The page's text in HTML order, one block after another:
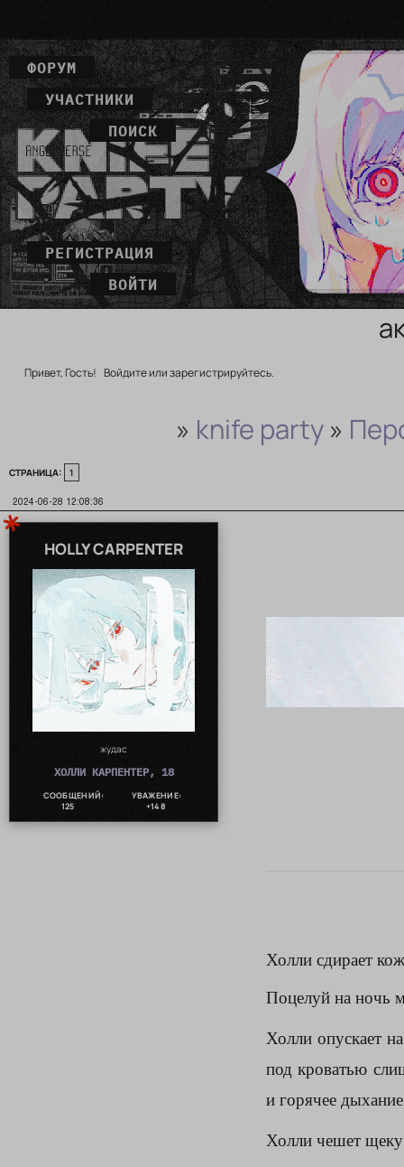
ФОРУМ
УЧАСТНИКИ
ПОИСК
РЕГИСТРАЦИЯ
ВОЙТИ
Привет, Гость! Войдитеилизарегистрируйтесь.
» knife party »
СТРАНИЦА: 1
2024-06-28 12:08:36
HOLLY CARPENTER
жудас
ХОЛЛИ КАРПЕНТЕР, 18
СООБЩЕНИЙ:
125
УВАЖЕНИЕ:
+148
Холли сдирает
Поцелуй на ночь
Холли опускает
под кроватью
и горячее
Холли чешет щеку